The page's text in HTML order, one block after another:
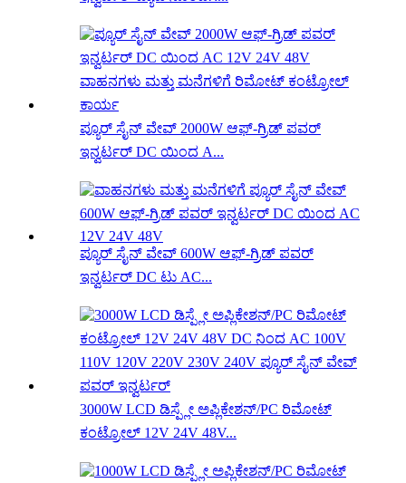
ಪ್ಯೂರ್ ಸೈನ್ ವೇವ್ 2000W ಆಫ್-ಗ್ರಿಡ್ ಪವರ್
ಇನ್ವರ್ಟರ್ DC ಯಿಂದ A...
ಪ್ಯೂರ್ ಸೈನ್ ವೇವ್ 600W ಆಫ್-ಗ್ರಿಡ್ ಪವರ್
ಇನ್ವರ್ಟರ್ DC ಟು AC...
3000W LCD ಡಿಸ್ಪ್ಲೇ ಅಪ್ಲಿಕೇಶನ್/PC ರಿಮೋಟ್
ಕಂಟ್ರೋಲ್ 12V 24V 48V...